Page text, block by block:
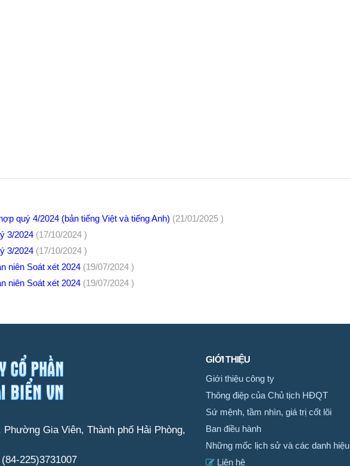
quý 4/2024 (bản tiếng Việt và tiếng Anh) (21/01/2025 )
3/2024 (17/10/2024 )
3/2024 (17/10/2024 )
niên Soát xét 2024 (19/07/2024 )
niên Soát xét 2024 (19/07/2024 )
Phường Gia Viên, Thành phố Hải Phòng,
(84-225)3731007
GIỚI THIỆU
Giới thiệu công ty
Thông điệp của Chủ tịch HĐQT
Sứ mệnh, tầm nhìn, giá trị cốt lõi
Ban điều hành
Những mốc lịch sử và các danh hiệu
Liên hệ